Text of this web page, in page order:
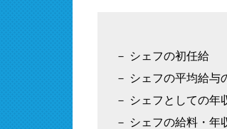
シェフの初任給
シェフの平均給与
シェフとしての年
シェフの給料・年